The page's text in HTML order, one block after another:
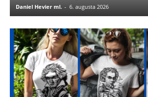
Daniel Hevier ml. - 6. augusta 2026